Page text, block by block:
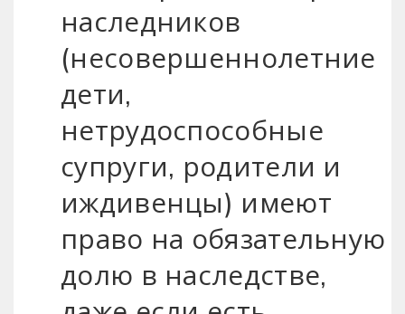
наследников
(несовершеннолетние
дети,
нетрудоспособные
супруги, родители и
иждивенцы) имеют
право на обязательную
долю в наследстве,